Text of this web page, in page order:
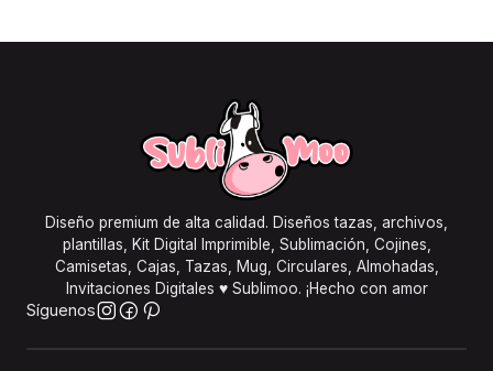
Diseño premium de alta calidad. Diseños tazas, archivos,
plantillas, Kit Digital Imprimible, Sublimación, Cojines,
Camisetas, Cajas, Tazas, Mug, Circulares, Almohadas,
Invitaciones Digitales ♥ Sublimoo. ¡Hecho con amor
Síguenos